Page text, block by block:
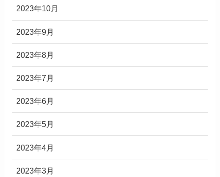
2023年10月
2023年9月
2023年8月
2023年7月
2023年6月
2023年5月
2023年4月
2023年3月